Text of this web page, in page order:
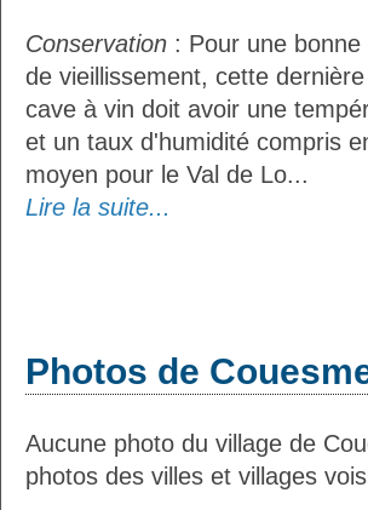
Conservation : Pour une
de vieillissement, cette
cave à vin doit avoir une
et un taux d'humidité compris
moyen pour le Val de Lo...
Lire la suite...
Photos de
Aucune photo du village de
photos des villes et villages